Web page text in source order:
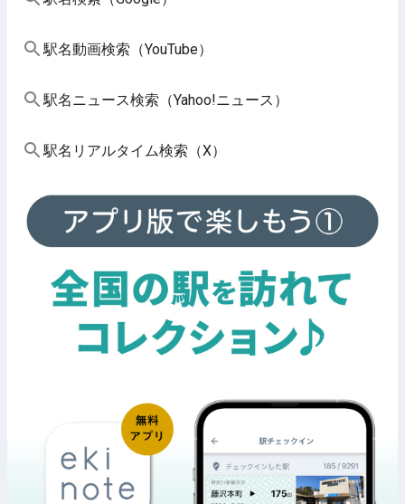
駅名動画検索（YouTube）
駅名ニュース検索（Yahoo!ニュース）
駅名リアルタイム検索（X）